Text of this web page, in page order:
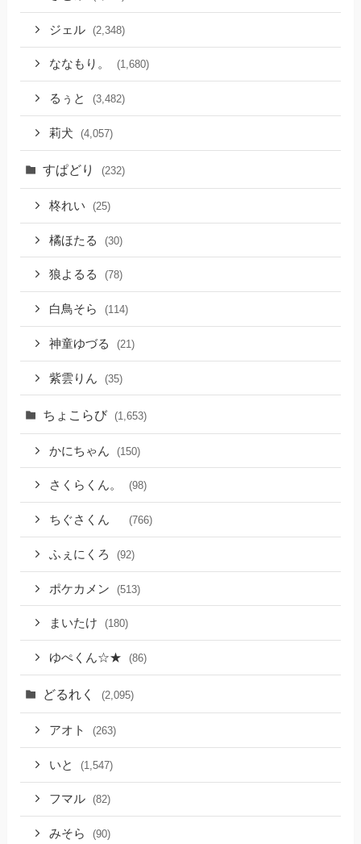
ジェル (2,348)
ななもり。 (1,680)
るぅと (3,482)
莉犬 (4,057)
すぱどり (232)
柊れい (25)
橘ほたる (30)
狼よるる (78)
白鳥そら (114)
神童ゆづる (21)
紫雲りん (35)
ちょこらび (1,653)
かにちゃん (150)
さくらくん。 (98)
ちぐさくん (766)
ふぇにくろ (92)
ポケカメン (513)
まいたけ (180)
ゆぺくん☆★ (86)
どるれく (2,095)
アオト (263)
いと (1,547)
フマル (82)
みそら (90)